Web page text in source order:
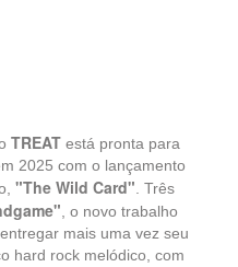
TREAT está pronta para
2025 com o lançamento
"The Wild Card" . Três
, o novo trabalho
mais uma vez seu
hard rock melódico, com